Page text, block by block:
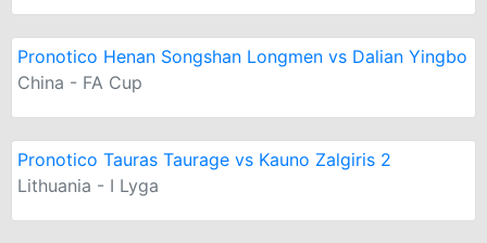
Pronotico Henan Songshan Longmen vs Dalian Yingbo
China - FA Cup
Pronotico Tauras Taurage vs Kauno Zalgiris 2
Lithuania - I Lyga